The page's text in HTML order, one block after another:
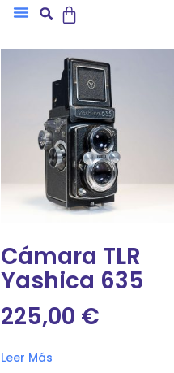
Cámara TLR
Yashica 635
225,00 €
Leer Más